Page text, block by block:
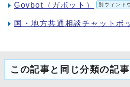
Govbot（ガボット） 別ウィンド
国・地方共通相談チャットボ
この記事と同じ分類の記事